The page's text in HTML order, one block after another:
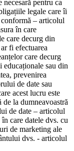
necesară pentru ca
legale care îi
– articolul
în care
care decurg din
fi efectuarea
care decurg
sau din
prevenirea
de date sau
acest lucru este
la dumneavoastră
de date – articolul
care datele dvs. cu
de marketing ale
dvs. - articolul